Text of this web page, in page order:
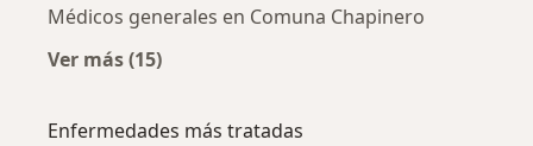
Médicos generales en Comuna Chapinero
Ver más (15)
Enfermedades más tratadas